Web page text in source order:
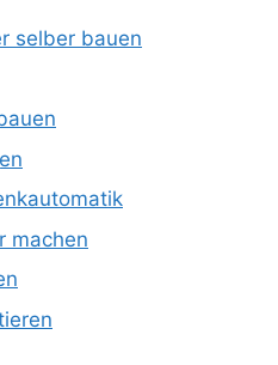
selber bauen
machen